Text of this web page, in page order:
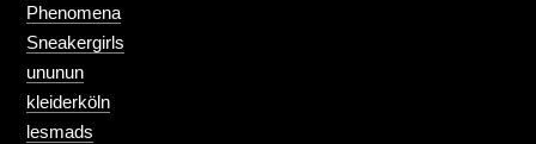
Phenomena
Sneakergirls
ununun
kleiderköln
lesmads